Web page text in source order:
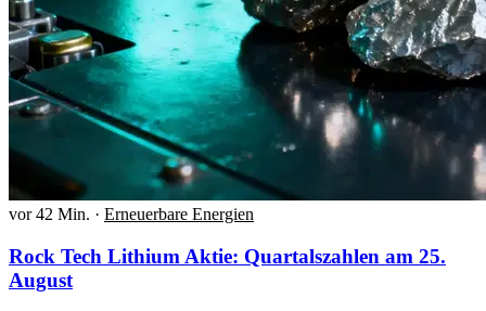
vor 42 Min. · Erneuerbare Energien
Rock Tech Lithium Aktie: Quartalszahlen am 25.
August